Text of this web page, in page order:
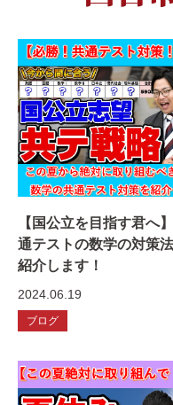
【国公立を目指す君へ
通テストの数学の対策
紹介します！
2024.06.19
ブログ